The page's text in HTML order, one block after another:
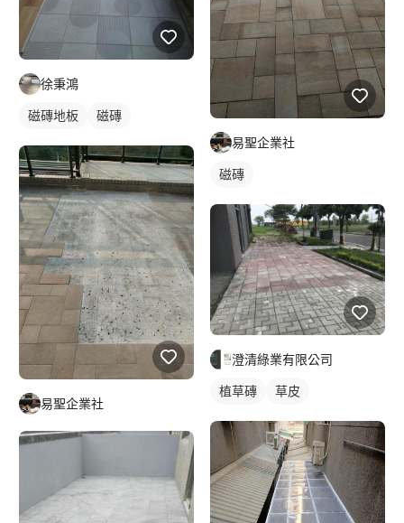
徐秉鴻
磁磚地板 磁磚
易聖企業社
易聖企業社
磁磚
澄清綠業有限公司
植草磚 草皮